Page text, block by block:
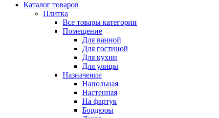
Каталог товаров
Плитка
Все товары категории
Помещение
Для ванной
Для гостиной
Для кухни
Для улицы
Назначение
Напольная
Настенная
На фартук
Бордюры